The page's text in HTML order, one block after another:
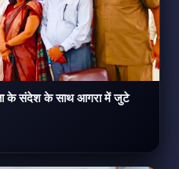
के संदेश के साथ आगरा में जुटे